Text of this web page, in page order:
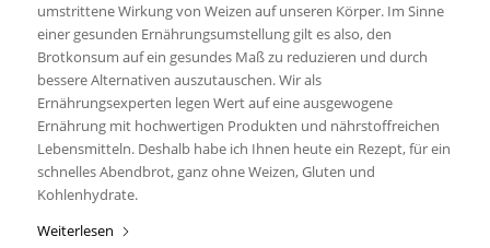
umstrittene Wirkung von Weizen auf unseren Körper. Im Sinne
einer gesunden Ernährungsumstellung gilt es also, den
Brotkonsum auf ein gesundes Maß zu reduzieren und durch
bessere Alternativen auszutauschen. Wir als
Ernährungsexperten legen Wert auf eine ausgewogene
Ernährung mit hochwertigen Produkten und nährstoffreichen
Lebensmitteln. Deshalb habe ich Ihnen heute ein Rezept, für ein
schnelles Abendbrot, ganz ohne Weizen, Gluten und
Kohlenhydrate.
Weiterlesen